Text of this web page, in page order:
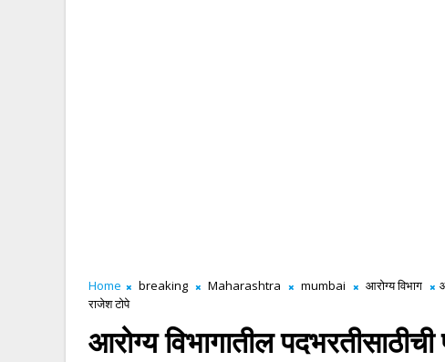
Home breaking Maharashtra mumbai आरोग्य विभाग
राजेश टोपे
आरोग्य विभागातील